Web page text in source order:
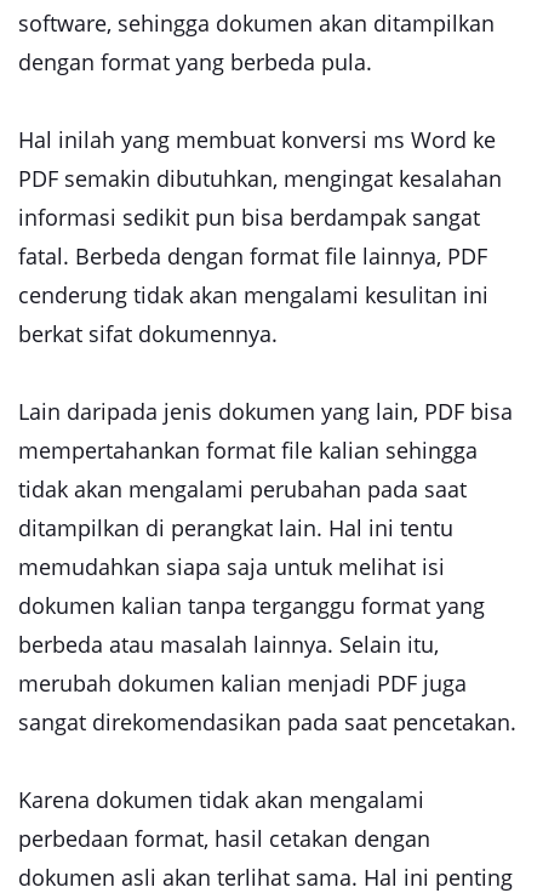
software, sehingga dokumen akan ditampilkan
dengan format yang berbeda pula.
Hal inilah yang membuat konversi ms Word ke
PDF semakin dibutuhkan, mengingat kesalahan
informasi sedikit pun bisa berdampak sangat
fatal. Berbeda dengan format file lainnya, PDF
cenderung tidak akan mengalami kesulitan ini
berkat sifat dokumennya.
Lain daripada jenis dokumen yang lain, PDF bisa
mempertahankan format file kalian sehingga
tidak akan mengalami perubahan pada saat
ditampilkan di perangkat lain. Hal ini tentu
memudahkan siapa saja untuk melihat isi
dokumen kalian tanpa terganggu format yang
berbeda atau masalah lainnya. Selain itu,
merubah dokumen kalian menjadi PDF juga
sangat direkomendasikan pada saat pencetakan.
Karena dokumen tidak akan mengalami
perbedaan format, hasil cetakan dengan
dokumen asli akan terlihat sama. Hal ini penting